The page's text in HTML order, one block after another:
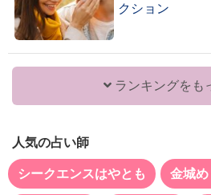
クション
ランキングをも
人気の占い師
シークエンスはやとも 金城